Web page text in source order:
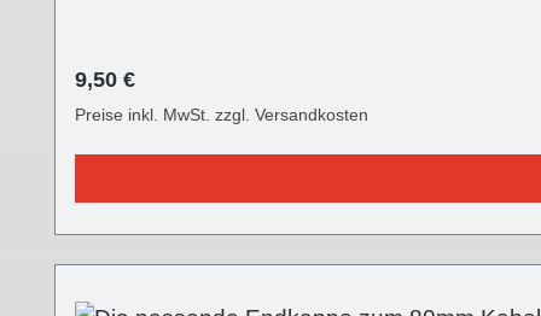
Regulärer Preis:
9,50 €
Preise inkl. MwSt. zzgl. Versandkosten